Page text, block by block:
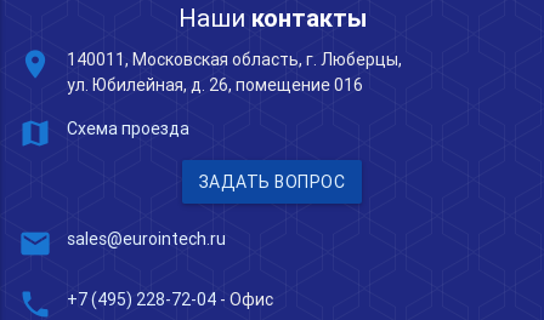
Наши контакты
place
140011, Московская область, г. Люберцы,
ул. Юбилейная, д. 26, помещение 016
map Схема проезда
ЗАДАТЬ ВОПРОС
mail sales@eurointech.ru
phone +7 (495) 228-72-04 - Офис